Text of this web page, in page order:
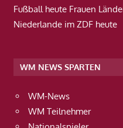
Fußball heute Frauen
Niederlande im ZDF heute
WM NEWS SPARTEN
WM-News
WM Teilnehmer